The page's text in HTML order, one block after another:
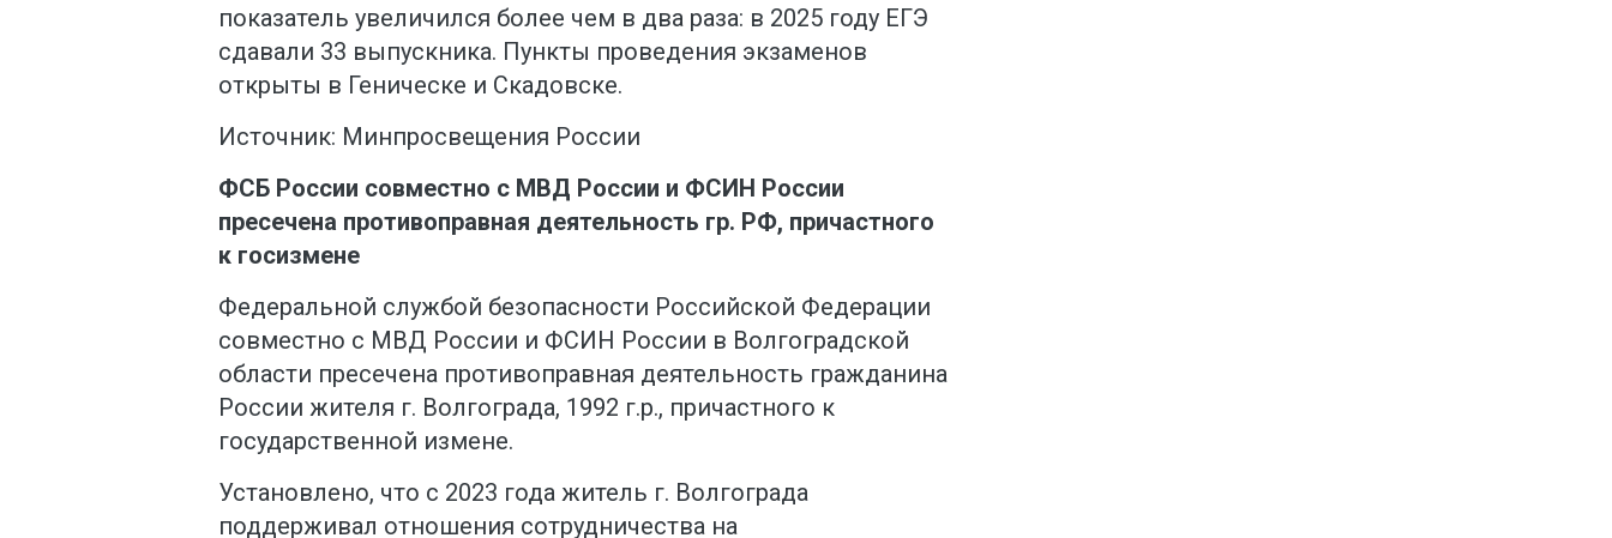
показатель увеличился более чем в два раза: в 2025 году ЕГЭ
сдавали 33 выпускника. Пункты проведения экзаменов
открыты в Геническе и Скадовске.
Источник: Минпросвещения России
ФСБ России совместно с МВД России и ФСИН России
пресечена противоправная деятельность гр. РФ, причастного
к госизмене
Федеральной службой безопасности Российской Федерации
совместно с МВД России и ФСИН России в Волгоградской
области пресечена противоправная деятельность гражданина
России жителя г. Волгограда, 1992 г.р., причастного к
государственной измене.
Установлено, что с 2023 года житель г. Волгограда
поддерживал отношения сотрудничества на